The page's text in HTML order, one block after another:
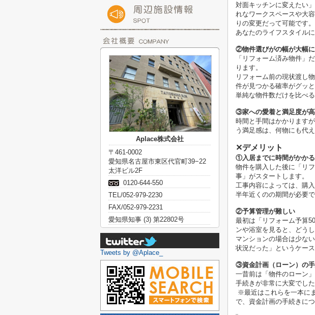
対面キッチンに変えたい
れなワークスペースや大
りの変更だって可能です。
あなたのライフスタイル
②物件選びがの幅が大幅
「リフォーム済み物件」
ります。
リフォーム前の現状渡し
件が見つかる確率がグッと
単純な物件数だけを比べ
③家への愛着と満足度が
時間と手間はかかります
う満足感は、何物にも代
✕デメリット
①入居までに時間がかかる
物件を購入した後に「リ
事」がスタートします。
工事内容によっては、購
半年近くのの期間が必要で
②予算管理が難しい
最初は「リフォーム予算
ンや浴室を見ると、どう
マンションの場合は少な
状況だった」というケース
③資金計画（ローン）の
一昔前は「物件のローン
手続きが非常に大変でした
※最近はこれらを一本に
で、資金計画の手続きに
Aplace株式会社
〒461-0002
愛知県名古屋市東区代官町39−22
太洋ビル2F
0120-644-550
TEL/052-979-2230
FAX/052-979-2231
愛知県知事 (3) 第22802号
Tweets by @Aplace_